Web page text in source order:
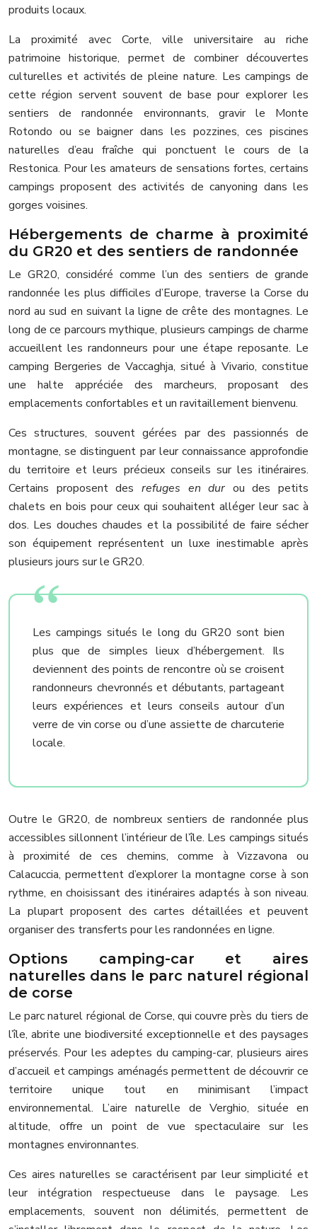
produits locaux.
La proximité avec Corte, ville universitaire au riche
patrimoine historique, permet de combiner découvertes
culturelles et activités de pleine nature. Les campings de
cette région servent souvent de base pour explorer les
sentiers de randonnée environnants, gravir le Monte
Rotondo ou se baigner dans les pozzines, ces piscines
naturelles d’eau fraîche qui ponctuent le cours de la
Restonica. Pour les amateurs de sensations fortes, certains
campings proposent des activités de canyoning dans les
gorges voisines.
Hébergements de charme à proximité
du GR20 et des sentiers de randonnée
Le GR20, considéré comme l’un des sentiers de grande
randonnée les plus difficiles d’Europe, traverse la Corse du
nord au sud en suivant la ligne de crête des montagnes. Le
long de ce parcours mythique, plusieurs campings de charme
accueillent les randonneurs pour une étape reposante. Le
camping Bergeries de Vaccaghja, situé à Vivario, constitue
une halte appréciée des marcheurs, proposant des
emplacements confortables et un ravitaillement bienvenu.
Ces structures, souvent gérées par des passionnés de
montagne, se distinguent par leur connaissance approfondie
du territoire et leurs précieux conseils sur les itinéraires.
Certains proposent des refuges en dur ou des petits
chalets en bois pour ceux qui souhaitent alléger leur sac à
dos. Les douches chaudes et la possibilité de faire sécher
son équipement représentent un luxe inestimable après
plusieurs jours sur le GR20.
Les campings situés le long du GR20 sont bien
plus que de simples lieux d’hébergement. Ils
deviennent des points de rencontre où se croisent
randonneurs chevronnés et débutants, partageant
leurs expériences et leurs conseils autour d’un
verre de vin corse ou d’une assiette de charcuterie
locale.
Outre le GR20, de nombreux sentiers de randonnée plus
accessibles sillonnent l’intérieur de l’île. Les campings situés
à proximité de ces chemins, comme à Vizzavona ou
Calacuccia, permettent d’explorer la montagne corse à son
rythme, en choisissant des itinéraires adaptés à son niveau.
La plupart proposent des cartes détaillées et peuvent
organiser des transferts pour les randonnées en ligne.
Options camping-car et aires
naturelles dans le parc naturel régional
de corse
Le parc naturel régional de Corse, qui couvre près du tiers de
l’île, abrite une biodiversité exceptionnelle et des paysages
préservés. Pour les adeptes du camping-car, plusieurs aires
d’accueil et campings aménagés permettent de découvrir ce
territoire unique tout en minimisant l’impact
environnemental. L’aire naturelle de Verghio, située en
altitude, offre un point de vue spectaculaire sur les
montagnes environnantes.
Ces aires naturelles se caractérisent par leur simplicité et
leur intégration respectueuse dans le paysage. Les
emplacements, souvent non délimités, permettent de